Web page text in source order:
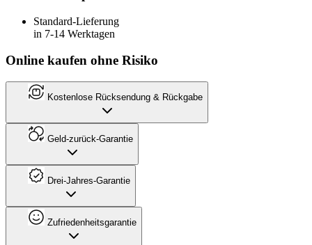
Standard-Lieferung
in 7-14 Werktagen
Online kaufen ohne Risiko
Kostenlose Rücksendung & Rückgabe
Geld-zurück-Garantie
Drei-Jahres-Garantie
Zufriedenheitsgarantie